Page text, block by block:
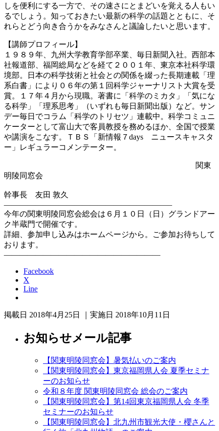
しを便利にする一方で、その速さにとまどいを覚える人もい
るでしょう。知っておきたい最新の科学の話題とともに、そ
れらとどう向き合うかをみなさんと議論したいと思います。
【講師プロフィール】
１９８９年、九州大学教育学部卒業、毎日新聞入社。西部本
社報道部、福岡総局などを経て２００１年、東京本社科学環
境部。日本の科学技術と社会との関係を綴った長期連載「理
系白書」により０６年の第１回科学ジャーナリスト大賞を受
賞。１７年４月から現職。著書に「科学のミカタ」「気にな
る科学」「理系思考」（いずれも毎日新聞出版）など。サン
デー毎日でコラム「科学のトリセツ」連載中。科学コミュニ
ケーターとして富山大で客員教授を務めるほか、全国で授業
や講演をこなす。ＴＢＳ「新情報７days ニュースキャスタ
ー」レギュラーコメンテーター。
関東
明陵同窓会
幹事長 友田 敦久
—————————————————————–
今年の関東明陵同窓会総会は６月１０日（日）グランドアー
ク半蔵門で開催です。
詳細、参加申し込みはホームページから。ご参加お待ちして
おります。
————————————————————
Facebook
X
Line
掲載日 2018年4月25日 ｜実施日 2018年10月11日
お知らせメール記事
【関東明陵同窓会】暑気払いのご案内
【関東明陵同窓会】東京福岡県人会 夏季セミナ
ーのお知らせ
令和８年度 関東明陵同窓会 総会のご案内
【関東明陵同窓会】第14回東京福岡県人会 冬季
セミナーのお知らせ
【関東明陵同窓会】北九州市観光大使・櫻さんと